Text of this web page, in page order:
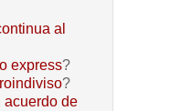
al
express?
?
acuerdo de